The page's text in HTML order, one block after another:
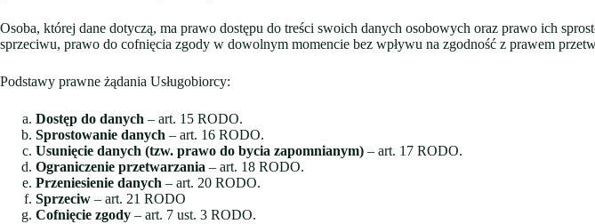
Osoba, której dane dotyczą, ma prawo dostępu do treści swoich danych osobowych oraz prawo ich
sprzeciwu, prawo do cofnięcia zgody w dowolnym momencie bez wpływu na zgodność z prawem
Podstawy prawne żądania Usługobiorcy:
Dostęp do danych – art. 15 RODO.
Sprostowanie danych – art. 16 RODO.
Usunięcie danych (tzw. prawo do bycia zapomnianym) – art. 17 RODO.
Ograniczenie przetwarzania – art. 18 RODO.
Przeniesienie danych – art. 20 RODO.
Sprzeciw – art. 21 RODO
Cofnięcie zgody – art. 7 ust. 3 RODO.